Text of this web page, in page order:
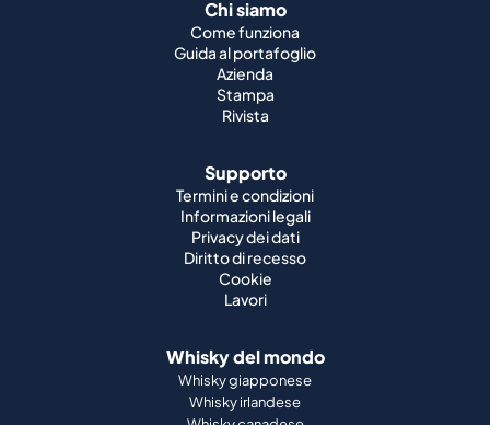
Rivista
Supporto
Termini e condizioni
Informazioni legali
Privacy dei dati
Cookie
Lavori
Whisky del mondo
Whisky giapponese
Whisky irlandese
Whisky indiano
Whisky tedesco